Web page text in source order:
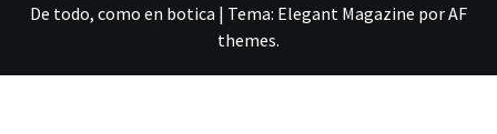
De todo, como en botica | Tema: Elegant Magazine porAF
themes.